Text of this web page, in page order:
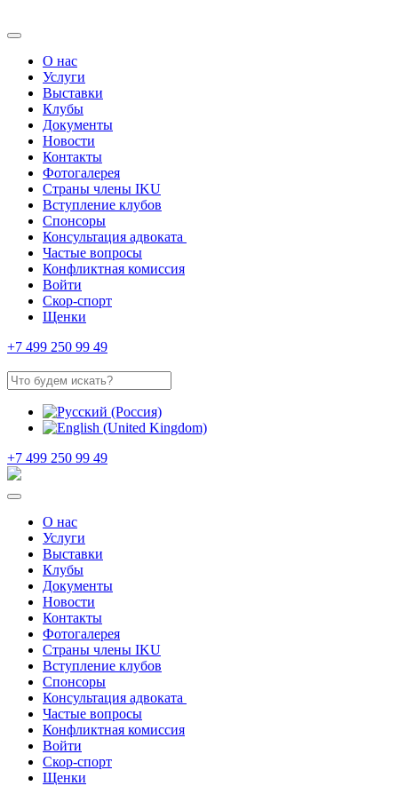
О нас
Услуги
Выставки
Клубы
Документы
Новости
Контакты
Фотогалерея
Страны члены IKU
Вступление клубов​
Спонсоры
Консультация адвоката ​
Частые вопросы
Конфликтная комиссия
Войти
Скор-спорт
Щенки
+7 499 250 99 49
+7 499 250 99 49
О нас
Услуги
Выставки
Клубы
Документы
Новости
Контакты
Фотогалерея
Страны члены IKU
Вступление клубов​
Спонсоры
Консультация адвоката ​
Частые вопросы
Конфликтная комиссия
Войти
Скор-спорт
Щенки